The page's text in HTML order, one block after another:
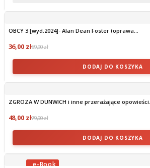
OBCY 3 [wyd.2024]- Alan Dean Foster (oprawa...
36,00 zł59,90 zł
DODAJ DO KOSZYKA
ZGROZA W DUNWICH i inne przerażające opowieści...
48,00 zł79,90 zł
DODAJ DO KOSZYKA